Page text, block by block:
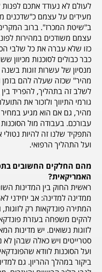
לעולם לא נעודד אתכם
מעידים על עצמם כ"שדכנים
ב"שיטת המכרז". ברוב
עצמם משודכים במהירות
כזו שלא עברה את כל שלבי
כבר כבולים לסוכנות מכיוון
מנסיון של עשרות זוגות
מהיר" שכזה שעלה להם בזמן
לשלב זה בתהליך, להפריד
גורמי התיווך ולזכור את
מהיר, גם אם הוא מגיע
עבורכם. בעבודה מול הסוכנות
התפקיד שלנו זה להיות נטולי
ועל התהליך הרפואי.
מהם החלקים החשובים
האמריקאית?
ראשית החוק בין המדינות
ממדינה למדינה: אב יחידני
המתירה פונדקאות רק לזוגות,
להקים משפחה בעזרת
לזוגות נשואים. יש מדינות
סטרייטים ויש כאלה שבהן לא
ועל הסוכנות לוודא
ביקור במהלך ההריון. גם